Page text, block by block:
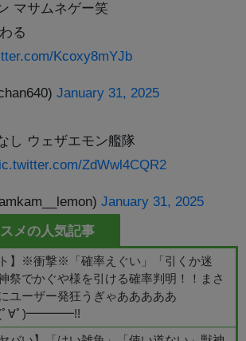
マサムネゲー笑
る
Kcoxy8mYJb
January 31, 2025
し ウェザエモン艦隊
ZdWwl4CQR2
January 31, 2025
メの人気記事
ト】※衝撃※「確率えぐい」「引くか迷
祭でかぐや様を引ける確率判明！！まさ
ユーザー発狂うぎゃあああああ
∀ﾟ)━━━━!!